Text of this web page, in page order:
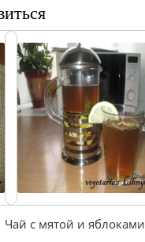
Чай с мятой и яблоками